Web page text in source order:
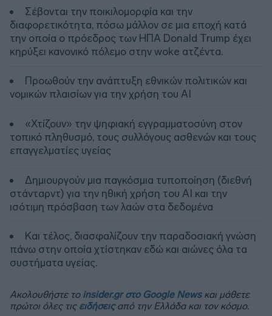
Σέβονται την ποικιλομορφία και την
διαφορετικότητα, πόσω μάλλον σε μια εποχή κατά
την οποία ο πρόεδρος των ΗΠΑ Donald Trump έχει
κηρύξει κανονικό πόλεμο στην woke ατζέντα.
Προωθούν την ανάπτυξη εθνικών πολιτικών και
νομικών πλαισίων για την χρήση του AI
«Χτίζουν» την ψηφιακή εγγραμματοσύνη στον
τοπικό πληθυσμό, τους συλλόγους ασθενών και τους
επαγγελματίες υγείας
Δημιουργούν μια παγκόσμια τυποποίηση (διεθνή
στάνταρντ) για την ηθική χρήση του ΑΙ και την
ισότιμη πρόσβαση των λαών στα δεδομένα
Και τέλος, διασφαλίζουν την παραδοσιακή γνώση
πάνω στην οποία χτίστηκαν εδώ και αιώνες όλα τα
συστήματα υγείας.
Ακολουθήστε το insider.gr στο Google Newsκαι μάθετε
πρώτοι όλες τις ειδήσειςαπό την Ελλάδα και τον κόσμο.